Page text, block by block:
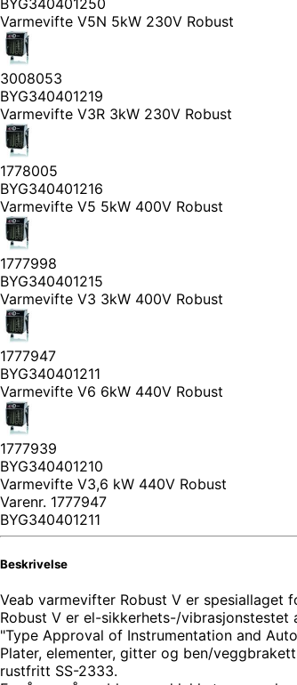
Varmevifte V5N 5kW 230V Robust
3008053
BYG340401219
Varmevifte V3R 3kW 230V Robust
1778005
BYG340401216
Varmevifte V5 5kW 400V Robust
1777998
BYG340401215
Varmevifte V3 3kW 400V Robust
1777947
BYG340401211
Varmevifte V6 6kW 440V Robust
1777939
BYG340401210
Varmevifte V3,6 kW 440V Robust
Varenr. 1777947
BYG340401211
Beskrivelse
Veab varmevifter Robust V er
Robust V er el-sikkerhets-/
"Type Approval of Instrumentation and
Plater, elementer, gitter og ben/
rustfritt SS-2333.